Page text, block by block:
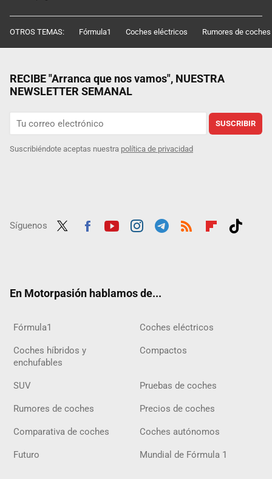
OTROS TEMAS: Fórmula1 Coches eléctricos Rumores de coches
RECIBE "Arranca que nos vamos", NUESTRA
NEWSLETTER SEMANAL
SUSCRIBIR
Suscribiéndote aceptas nuestra política de privacidad
Síguenos
En Motorpasión hablamos de...
Fórmula1 Coches eléctricos
Coches híbridos y
enchufables
Compactos
SUV Pruebas de coches
Rumores de coches Precios de coches
Comparativa de coches Coches autónomos
Futuro Mundial de Fórmula 1